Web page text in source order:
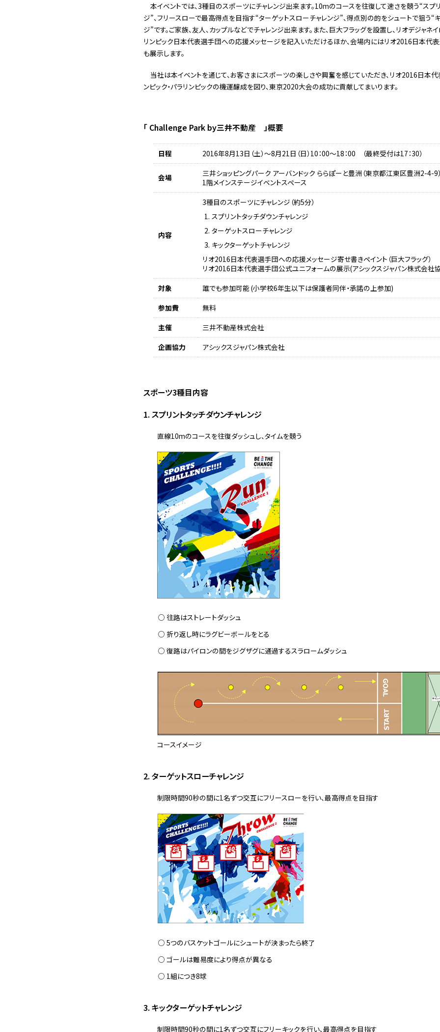
本イベントでは、3種目のスポーツにチャレンジ出来ます。10mのコースを往復して速さを競う“スプ
ジ”、フリースローで最高得点を目指す“ターゲットスローチャレンジ”、得点別の的をシュートで狙う“
ジ”です。ご家族、友人、カップルなどでチャレンジ出来ます。また、巨大フラッグを設置し、リオデジャネ
リンピック日本代表選手団への応援メッセージを記入いただけるほか、会場内にはリオ2016日本代
も展示します。
当社は本イベントを通じて、お客さまにスポーツの楽しさや興奮を感じていただき、リオ2016日本
ンピック・パラリンピックの機運醸成を図り、東京2020大会の成功に貢献してまいります。
「 Challenge Park by三井不動産 」概要
日程 2016年8月13日（土）～8月21日（日）10：00～18：00 （最終受付は17：30）
会場
三井ショッピングパーク アーバンドック ららぽーと豊洲（東京都江東区豊洲2-4-9
1階メインステージイベントスペース
内容
3種目のスポーツにチャレンジ（約5分）
スプリントタッチダウンチャレンジ
ターゲットスローチャレンジ
キックターゲットチャレンジ
リオ2016日本代表選手団への応援メッセージ寄せ書きペイント（巨大フラッグ）
リオ2016日本代表選手団公式ユニフォームの展示(アシックスジャパン株式会社
対象
誰でも参加可能 (小学校6年生以下は保護者同伴・承諾の上参加)
参加費
無料
主催
三井不動産株式会社
企画協力
アシックスジャパン株式会社
スポーツ3種目内容
1. スプリントタッチダウンチャレンジ
直線10mのコースを往復ダッシュし、タイムを競う
往路はストレートダッシュ
折り返し時にラグビーボールをとる
復路はパイロンの間をジグザグに通過するスラロームダッシュ
コースイメージ
2. ターゲットスローチャレンジ
制限時間90秒の間に1名ずつ交互にフリースローを行い、最高得点を目指す
5つのバスケットゴールにシュートが決まったら終了
ゴールは難易度により得点が異なる
1組につき8球
3. キックターゲットチャレンジ
制限時間90秒の間に1名ずつ交互にフリーキックを行い、最高得点を目指す